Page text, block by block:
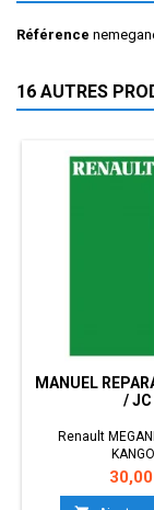
Référence
16 AUTRES
MANUEL
/ JC
Renault
Prix